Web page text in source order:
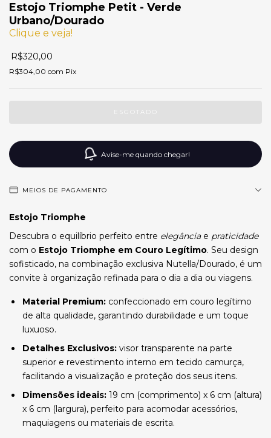
Estojo Triomphe Petit - Verde
Urbano/Dourado
Clique e veja!
R$320,00
R$304,00 com Pix
Avise-me quando chegar!
MEIOS DE PAGAMENTO
Estojo Triomphe
Descubra o equilíbrio perfeito entre elegânciae praticidade
com o Estojo Triomphe em Couro Legítimo. Seu design
sofisticado, na combinação exclusiva Nutella/Dourado, é um
convite à organização refinada para o dia a dia ou viagens.
Material Premium: confeccionado em couro legítimo
de alta qualidade, garantindo durabilidade e um toque
luxuoso.
Detalhes Exclusivos: visor transparente na parte
superior e revestimento interno em tecido camurça,
facilitando a visualização e proteção dos seus itens.
Dimensões ideais: 19 cm (comprimento) x 6 cm (altura)
x 6 cm (largura), perfeito para acomodar acessórios,
maquiagens ou materiais de escrita.